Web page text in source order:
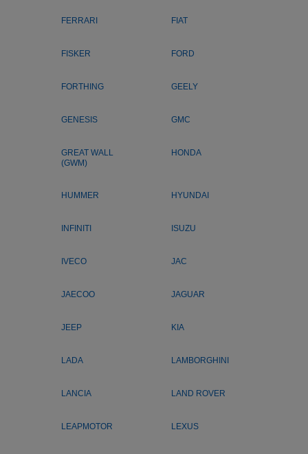
FERRARI FIAT
FISKER FORD
FORTHING GEELY
GENESIS GMC
GREAT WALL
(GWM)
HONDA
HUMMER HYUNDAI
INFINITI ISUZU
IVECO JAC
JAECOO JAGUAR
JEEP KIA
LADA LAMBORGHINI
LANCIA LAND ROVER
LEAPMOTOR LEXUS